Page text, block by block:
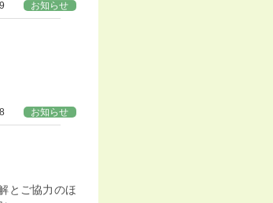
お知らせ
お知らせ
とご協力のほ